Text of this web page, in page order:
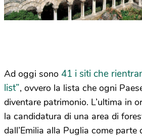
Ad oggi sono 41 i siti che
list”, ovvero la lista che ogni
diventare patrimonio. L’ultima in
la candidatura di una area di
dall’Emilia alla Puglia come parte